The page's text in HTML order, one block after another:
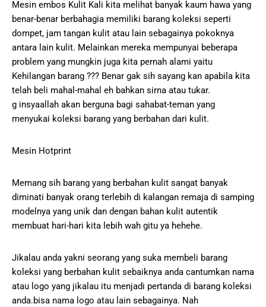
Mesin embos Kulit Kali kita melihat banyak kaum hawa yang
benar-benar berbahagia memiliki barang koleksi seperti
dompet, jam tangan kulit atau lain sebagainya pokoknya
antara lain kulit. Melainkan mereka mempunyai beberapa
problem yang mungkin juga kita pernah alami yaitu
Kehilangan barang ??? Benar gak sih sayang kan apabila kita
telah beli mahal-mahal eh bahkan sirna atau tukar.
g insyaallah akan berguna bagi sahabat-teman yang
menyukai koleksi barang yang berbahan dari kulit.
Mesin Hotprint
Memang sih barang yang berbahan kulit sangat banyak
diminati banyak orang terlebih di kalangan remaja di samping
modelnya yang unik dan dengan bahan kulit autentik
membuat hari-hari kita lebih wah gitu ya hehehe.
Jikalau anda yakni seorang yang suka membeli barang
koleksi yang berbahan kulit sebaiknya anda cantumkan nama
atau logo yang jikalau itu menjadi pertanda di barang koleksi
anda.bisa nama logo atau lain sebagainya. Nah